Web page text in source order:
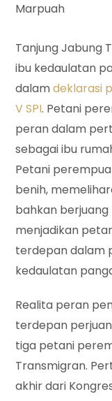
Marpuah
Tanjung Jabung
ibu kedaulatan
dalamdeklarasi
V SPI. Petani
peran dalam
sebagai ibu
Petani
benih,
bahkan
menjadikan
terdepan dalam
kedaulatan
Realita peran
terdepan
tiga petani
Transmigran.
akhir dari